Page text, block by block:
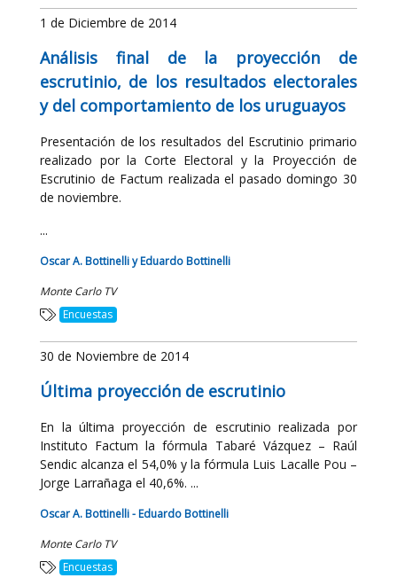
1 de Diciembre de 2014
Análisis final de la proyección de
escrutinio, de los resultados electorales
y del comportamiento de los uruguayos
Presentación de los resultados del Escrutinio primario
realizado por la Corte Electoral y la Proyección de
Escrutinio de Factum realizada el pasado domingo 30
de noviembre.
...
Oscar A. Bottinelli y Eduardo Bottinelli
Monte Carlo TV
Encuestas
30 de Noviembre de 2014
Última proyección de escrutinio
En la última proyección de escrutinio realizada por
Instituto Factum la fórmula Tabaré Vázquez – Raúl
Sendic alcanza el 54,0% y la fórmula Luis Lacalle Pou –
Jorge Larrañaga el 40,6%. ...
Oscar A. Bottinelli - Eduardo Bottinelli
Monte Carlo TV
Encuestas